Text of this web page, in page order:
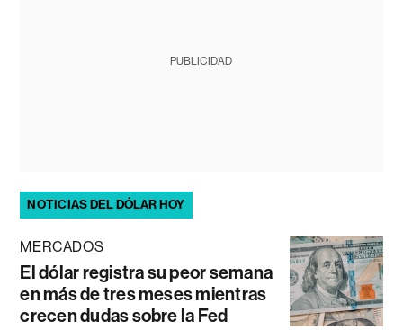
PUBLICIDAD
NOTICIAS DEL DÓLAR HOY
MERCADOS
El dólar registra su peor semana
en más de tres meses mientras
crecen dudas sobre la Fed